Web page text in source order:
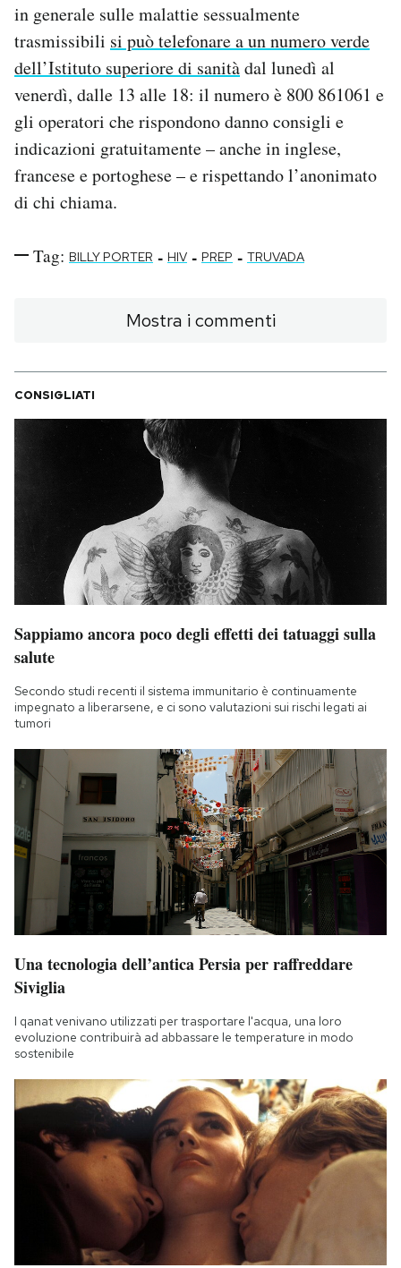
in generale sulle malattie sessualmente
trasmissibili si può telefonare a un numero verde
dell’Istituto superiore di sanitàdal lunedì al
venerdì, dalle 13 alle 18: il numero è 800 861061 e
gli operatori che rispondono danno consigli e
indicazioni gratuitamente – anche in inglese,
francese e portoghese – e rispettando l’anonimato
di chi chiama.
Tag: BILLY PORTER - HIV - PREP - TRUVADA
Mostra i commenti
CONSIGLIATI
Sappiamo ancora poco degli effetti dei tatuaggi sulla
salute
Secondo studi recenti il sistema immunitario è continuamente
impegnato a liberarsene, e ci sono valutazioni sui rischi legati ai
tumori
Una tecnologia dell’antica Persia per raffreddare
Siviglia
I qanat venivano utilizzati per trasportare l'acqua, una loro
evoluzione contribuirà ad abbassare le temperature in modo
sostenibile